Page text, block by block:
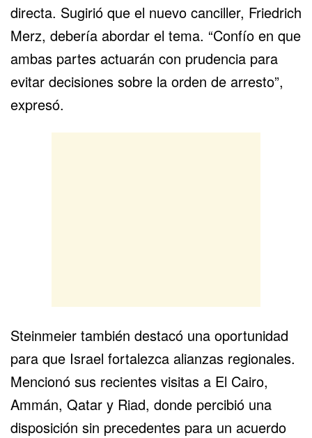
directa. Sugirió que el nuevo canciller, Friedrich
Merz, debería abordar el tema. “Confío en que
ambas partes actuarán con prudencia para
evitar decisiones sobre la orden de arresto”,
expresó.
Steinmeier también destacó una oportunidad
para que Israel fortalezca alianzas regionales.
Mencionó sus recientes visitas a El Cairo,
Ammán, Qatar y Riad, donde percibió una
disposición sin precedentes para un acuerdo